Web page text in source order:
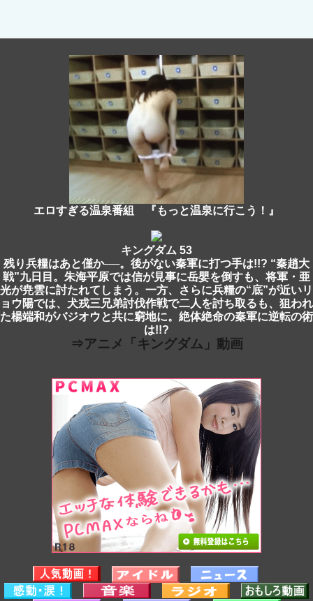
エロすぎる温泉番組 『もっと温泉に行こう！』
キングダム 53
残り兵糧はあと僅か──。後がない秦軍に打つ手は!!? “秦趙大
戦”九日目。朱海平原では信が見事に岳嬰を倒すも、将軍・亜
光が尭雲に討たれてしまう。一方、さらに兵糧の“底”が近いリ
ョウ陽では、犬戎三兄弟討伐作戦で二人を討ち取るも、狙われ
た楊端和がバジオウと共に窮地に。絶体絶命の秦軍に逆転の術
は!!?
⇒アニメ「キングダム」動画